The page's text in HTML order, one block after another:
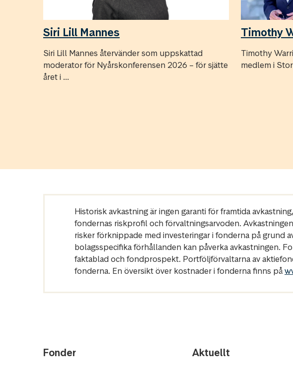
Siri Lill Mannes
Siri Lill Mannes återvänder som uppskattad
moderator för Nyårskonferensen 2026 – för sjätte
året i ...
Timothy
Timothy
medlem i
Historisk avkastning är ingen garanti för framtida
fondernas riskprofil och förvaltningsarvoden.
risker förknippade med investeringar i fonderna på grund
bolagsspecifika förhållanden kan påverka avkastningen.
faktablad och fondprospekt. Portföljförvaltarna av
fonderna. En översikt över kostnader i fonderna finns på
Fonder Aktuellt